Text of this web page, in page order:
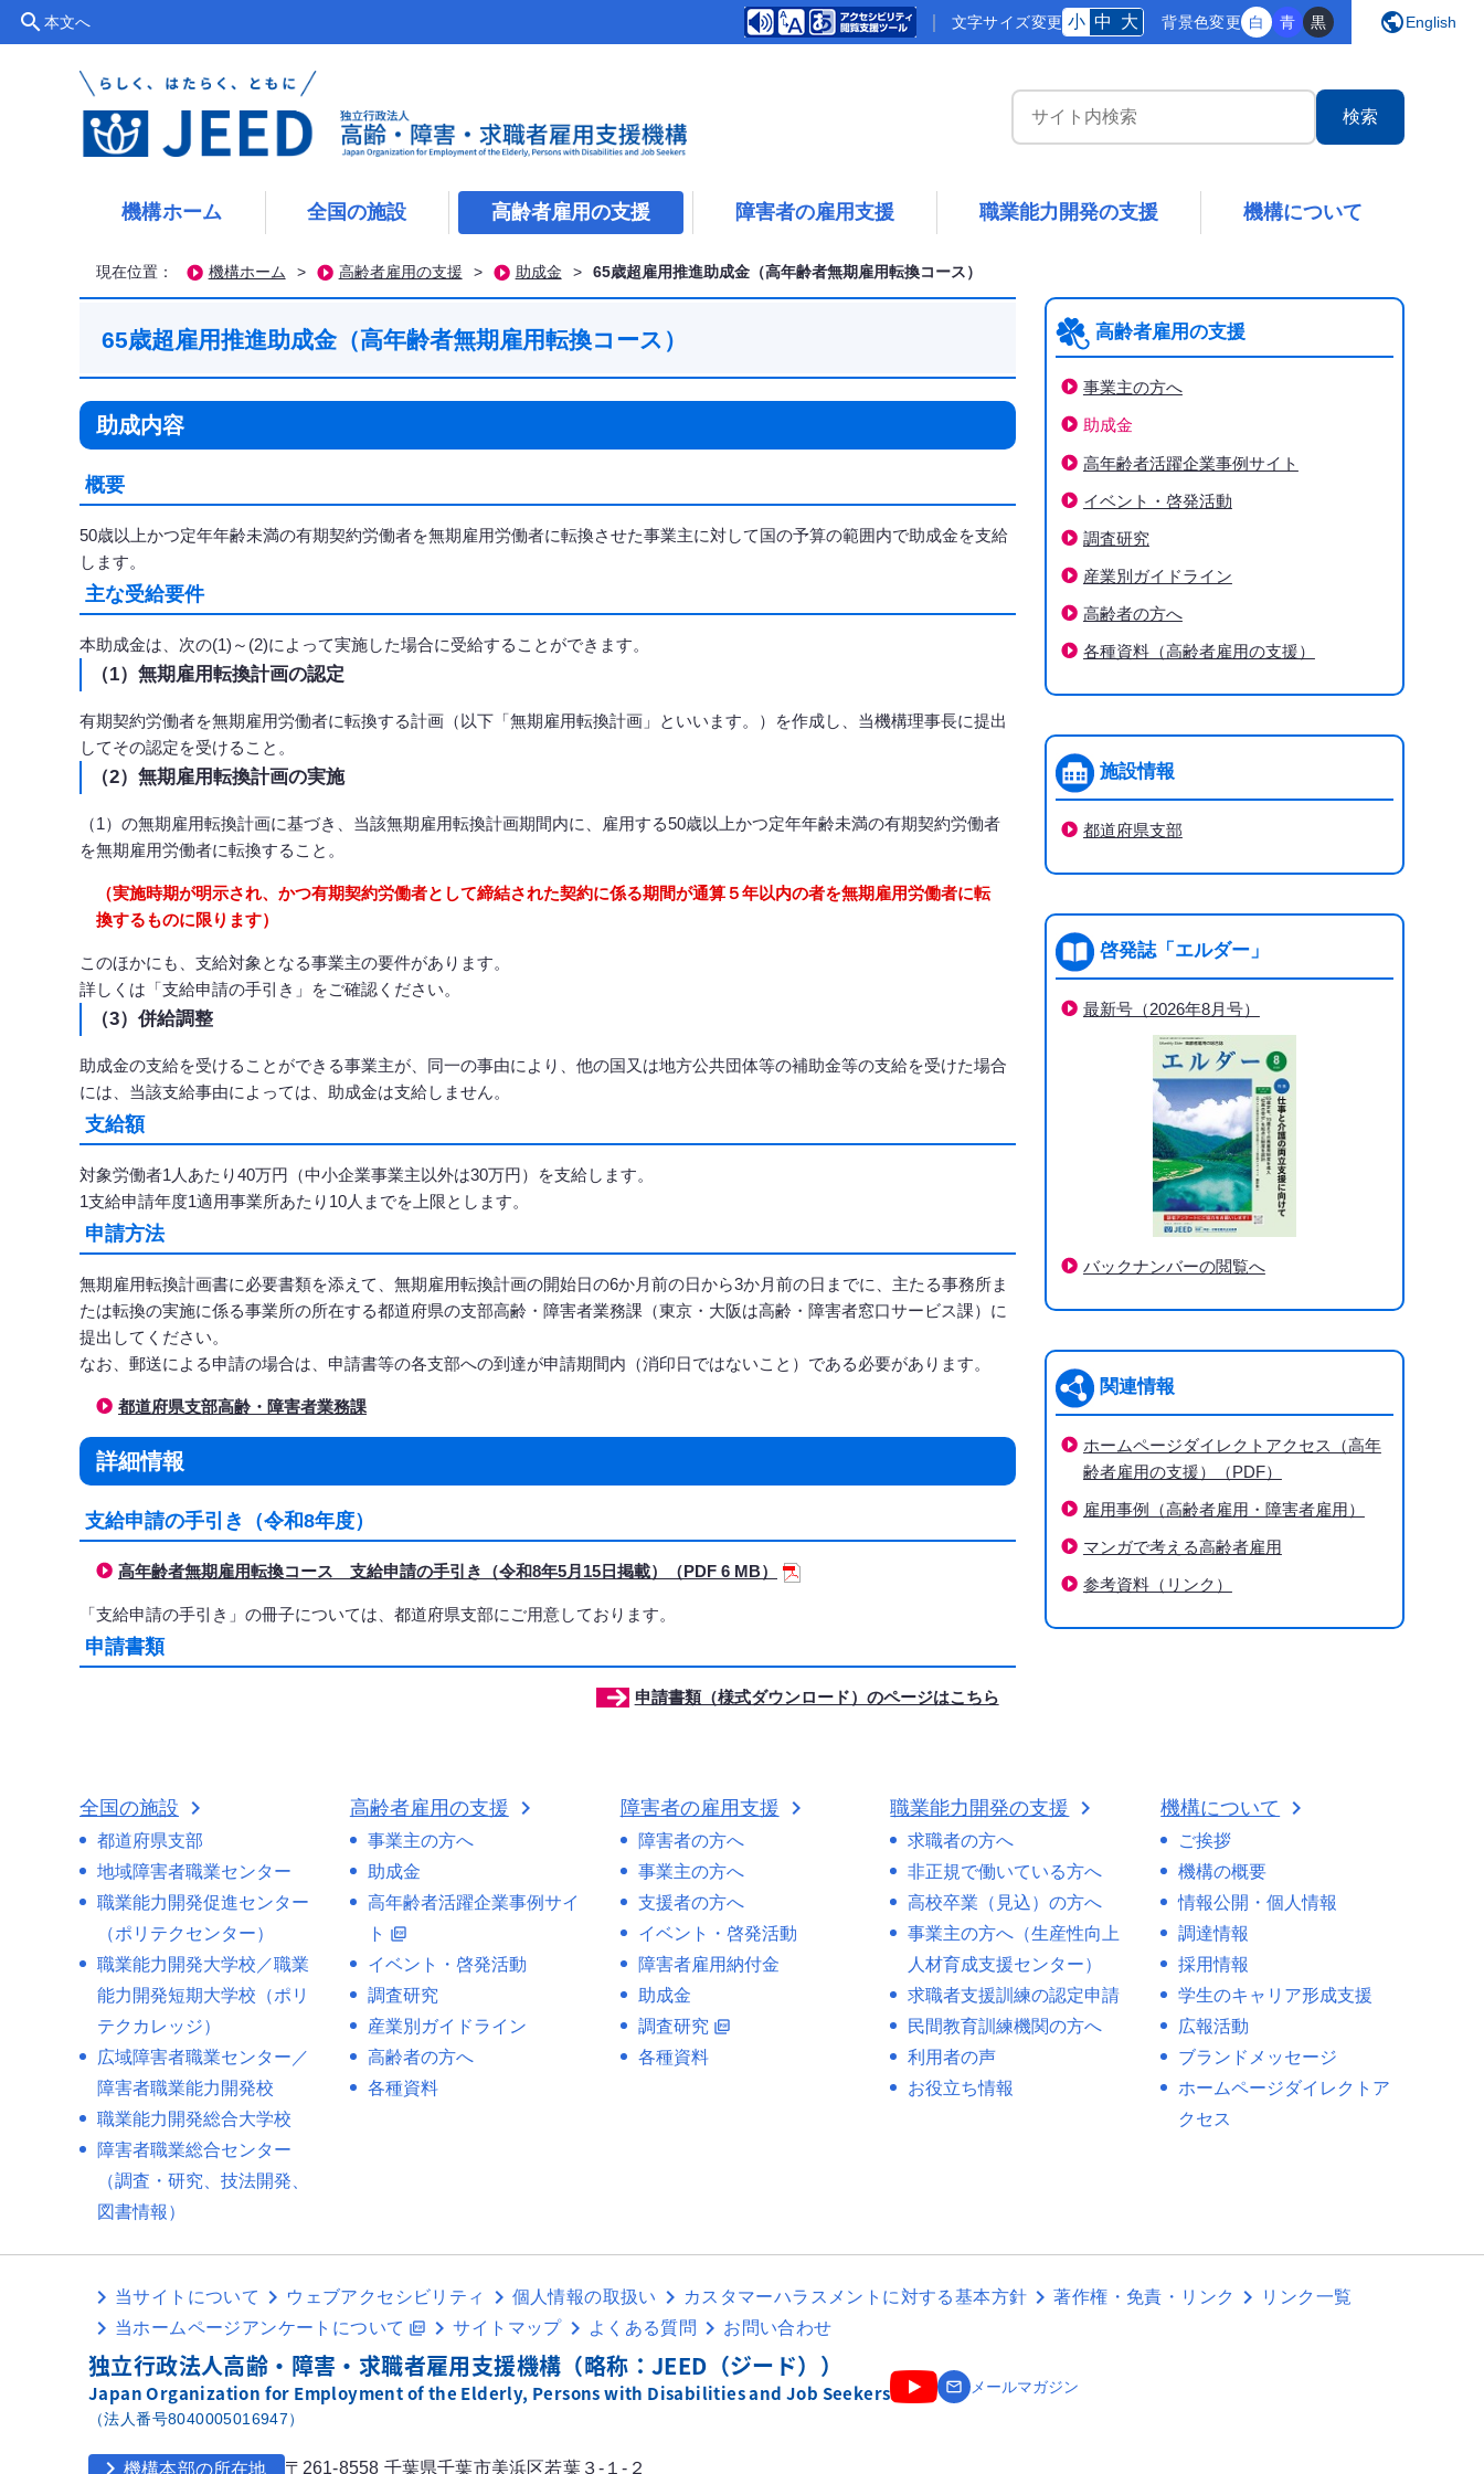
search本文へ 文字サイズ変更 小 中 大 背景色変更 白 青 黒 publicEnglish
サイト内検索
機構ホーム 全国の施設 高齢者雇用の支援 障害者の雇用支援 職業能力開発の支援 機構について
現在位置： 機構ホーム > 高齢者雇用の支援 > 助成金 > 65歳超雇用推進助成金（高年齢者無期雇用転換コース）
65歳超雇用推進助成金（高年齢者無期雇用転換コース）
助成内容
概要
50歳以上かつ定年年齢未満の有期契約労働者を無期雇用労働者に転換させた事業主に対して国の予算の範囲内で助成金を支給
します。
主な受給要件
本助成金は、次の(1)～(2)によって実施した場合に受給することができます。
（1）無期雇用転換計画の認定
有期契約労働者を無期雇用労働者に転換する計画（以下「無期雇用転換計画」といいます。）を作成し、当機構理事長に提出
してその認定を受けること。
（2）無期雇用転換計画の実施
（1）の無期雇用転換計画に基づき、当該無期雇用転換計画期間内に、雇用する50歳以上かつ定年年齢未満の有期契約労働者
を無期雇用労働者に転換すること。
（実施時期が明示され、かつ有期契約労働者として締結された契約に係る期間が通算５年以内の者を無期雇用労働者に転
換するものに限ります）
このほかにも、支給対象となる事業主の要件があります。
詳しくは「支給申請の手引き」をご確認ください。
（3）併給調整
助成金の支給を受けることができる事業主が、同一の事由により、他の国又は地方公共団体等の補助金等の支給を受けた場合
には、当該支給事由によっては、助成金は支給しません。
支給額
対象労働者1人あたり40万円（中小企業事業主以外は30万円）を支給します。
1支給申請年度1適用事業所あたり10人までを上限とします。
申請方法
無期雇用転換計画書に必要書類を添えて、無期雇用転換計画の開始日の6か月前の日から3か月前の日までに、主たる事務所ま
たは転換の実施に係る事業所の所在する都道府県の支部高齢・障害者業務課（東京・大阪は高齢・障害者窓口サービス課）に
提出してください。
なお、郵送による申請の場合は、申請書等の各支部への到達が申請期間内（消印日ではないこと）である必要があります。
都道府県支部高齢・障害者業務課
詳細情報
支給申請の手引き（令和8年度）
高年齢者無期雇用転換コース 支給申請の手引き（令和8年5月15日掲載）（PDF 6 MB）
「支給申請の手引き」の冊子については、都道府県支部にご用意しております。
申請書類
申請書類（様式ダウンロード）のページはこちら
高齢者雇用の支援
事業主の方へ
助成金
下階層ページがない場合、項目は表示されません
高年齢者活躍企業事例サイト
イベント・啓発活動
調査研究
産業別ガイドライン
高齢者の方へ
各種資料（高齢者雇用の支援）
施設情報
都道府県支部
啓発誌「エルダー」
最新号（2026年8月号）
バックナンバーの閲覧へ
関連情報
ホームページダイレクトアクセス（高年
齢者雇用の支援）（PDF）
雇用事例（高齢者雇用・障害者雇用）
マンガで考える高齢者雇用
参考資料（リンク）
全国の施設
都道府県支部
地域障害者職業センター
職業能力開発促進センター
（ポリテクセンター）
職業能力開発大学校／職業
能力開発短期大学校（ポリ
テクカレッジ）
広域障害者職業センター／
障害者職業能力開発校
職業能力開発総合大学校
障害者職業総合センター
（調査・研究、技法開発、
図書情報）
高齢者雇用の支援
事業主の方へ
助成金
高年齢者活躍企業事例サイ
ト picture_as_pdf
イベント・啓発活動
調査研究
産業別ガイドライン
高齢者の方へ
各種資料
障害者の雇用支援
障害者の方へ
事業主の方へ
支援者の方へ
イベント・啓発活動
障害者雇用納付金
助成金
調査研究 picture_as_pdf
各種資料
職業能力開発の支援
求職者の方へ
非正規で働いている方へ
高校卒業（見込）の方へ
事業主の方へ（生産性向上
人材育成支援センター）
求職者支援訓練の認定申請
民間教育訓練機関の方へ
利用者の声
お役立ち情報
機構について
ご挨拶
機構の概要
情報公開・個人情報
調達情報
採用情報
学生のキャリア形成支援
広報活動
ブランドメッセージ
ホームページダイレクトア
クセス
当サイトについて ウェブアクセシビリティ 個人情報の取扱い カスタマーハラスメントに対する基本方針 著作権・免責・リンク
リンク一覧
当ホームページアンケートについて picture_as_pdf サイトマップ よくある質問 お問い合わせ
独立行政法人高齢・障害・求職者雇用支援機構（略称：JEED（ジード））
Japan Organization for Employment of the Elderly, Persons with Disabilities and Job Seekers
（法人番号8040005016947）
機構本部の所在地 〒261-8558 千葉県千葉市美浜区若葉３-１-２
email メールマガジン